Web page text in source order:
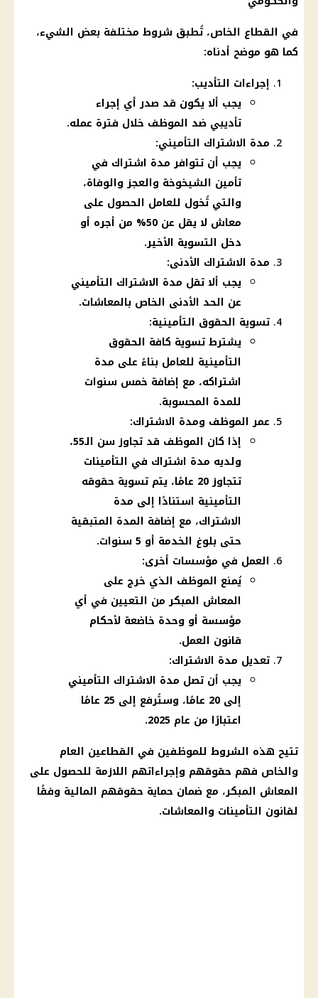
في القطاع الخاص، تُطبق شروط مختلفة بعض الشيء،
كما هو موضح أدناه:
إجراءات التأديب:
يجب ألا يكون قد صدر أي إجراء
تأديبي ضد الموظف خلال فترة عمله.
مدة الاشتراك التأميني:
يجب أن تتوافر مدة اشتراك في
تأمين الشيخوخة والعجز والوفاة،
والتي تُخول للعامل الحصول على
معاش لا يقل عن 50% من أجره أو
دخل التسوية الأخير.
مدة الاشتراك الأدنى:
يجب ألا تقل مدة الاشتراك التأميني
عن الحد الأدنى الخاص بالمعاشات.
تسوية الحقوق التأمينية:
يشترط تسوية كافة الحقوق
التأمينية للعامل بناءً على مدة
اشتراكه، مع إضافة خمس سنوات
للمدة المحسوبة.
عمر الموظف ومدة الاشتراك:
إذا كان الموظف قد تجاوز سن الـ55،
ولديه مدة اشتراك في التأمينات
تتجاوز 20 عامًا، يتم تسوية حقوقه
التأمينية استنادًا إلى مدة
الاشتراك، مع إضافة المدة المتبقية
حتى بلوغ الخدمة أو 5 سنوات.
العمل في مؤسسات أخرى:
يُمنع الموظف الذي خرج على
المعاش المبكر من التعيين في أي
مؤسسة أو وحدة خاضعة لأحكام
قانون العمل.
تعديل مدة الاشتراك:
يجب أن تصل مدة الاشتراك التأميني
إلى 20 عامًا، وستُرفع إلى 25 عامًا
اعتبارًا من عام 2025.
تتيح هذه الشروط للموظفين في القطاعين العام
والخاص فهم حقوقهم وإجراءاتهم اللازمة للحصول على
المعاش المبكر، مع ضمان حماية حقوقهم المالية وفقًا
لقانون التأمينات والمعاشات.